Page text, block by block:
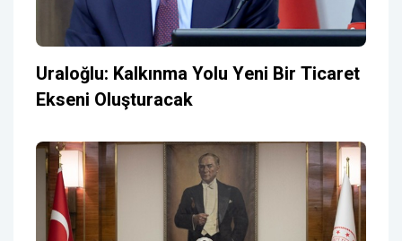
Uraloğlu: Kalkınma Yolu Yeni Bir Ticaret
Ekseni Oluşturacak